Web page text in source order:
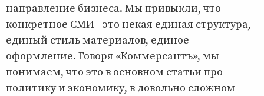
направление бизнеса. Мы привыкли, что
конкретное СМИ - это некая единая структура,
единый стиль материалов, единое
оформление. Говоря «Коммерсантъ», мы
понимаем, что это в основном статьи про
политику и экономику, в довольно сложном